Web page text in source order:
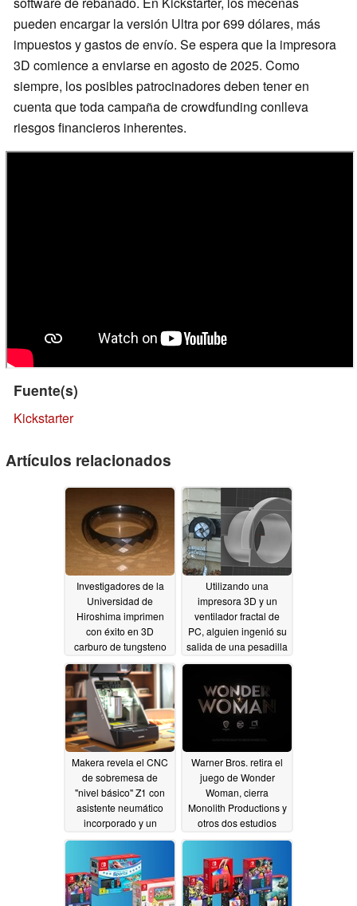
pueden encargar la versión Ultra por 699 dólares, más
impuestos y gastos de envío. Se espera que la impresora
3D comience a enviarse en agosto de 2025. Como
siempre, los posibles patrocinadores deben tener en
cuenta que toda campaña de crowdfunding conlleva
riesgos financieros inherentes.
Fuente(s)
Kickstarter
Artículos relacionados
Investigadores de la
Universidad de
Hiroshima imprimen
con éxito en 3D
carburo de tungsteno
ultraduro02/13/2026
Utilizando una
impresora 3D y un
ventilador fractal de
PC, alguien ingenió su
salida de una pesadilla
de avispas10/11/2025
Makera revela el CNC
de sobremesa de
"nivel básico" Z1 con
asistente neumático
incorporado y un
precio de lanzamiento
de 800 $: Precision
Mecanizado CNC a
1.199 $ MSRP
10/03/2025
Warner Bros. retira el
juego de Wonder
Woman, cierra
Monolith Productions y
otros dos estudios
02/27/2025